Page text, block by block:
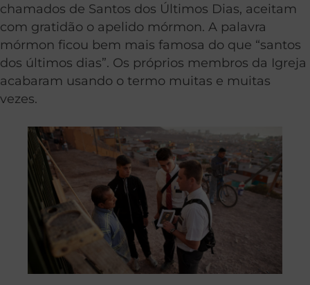
chamados de Santos dos Últimos Dias, aceitam
com gratidão o apelido mórmon. A palavra
mórmon ficou bem mais famosa do que “santos
dos últimos dias”. Os próprios membros da Igreja
acabaram usando o termo muitas e muitas
vezes.